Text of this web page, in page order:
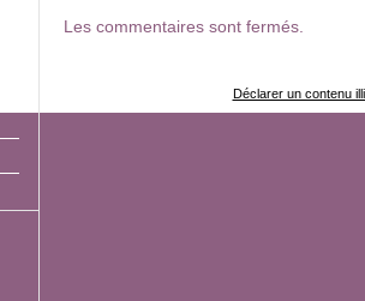
Les commentaires sont fermés.
Déclarer un contenu